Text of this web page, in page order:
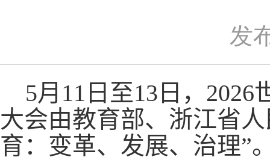
发
5月 11 日至13 日， 2026
大会由教育部、浙江省
育：变革、发展、治理”